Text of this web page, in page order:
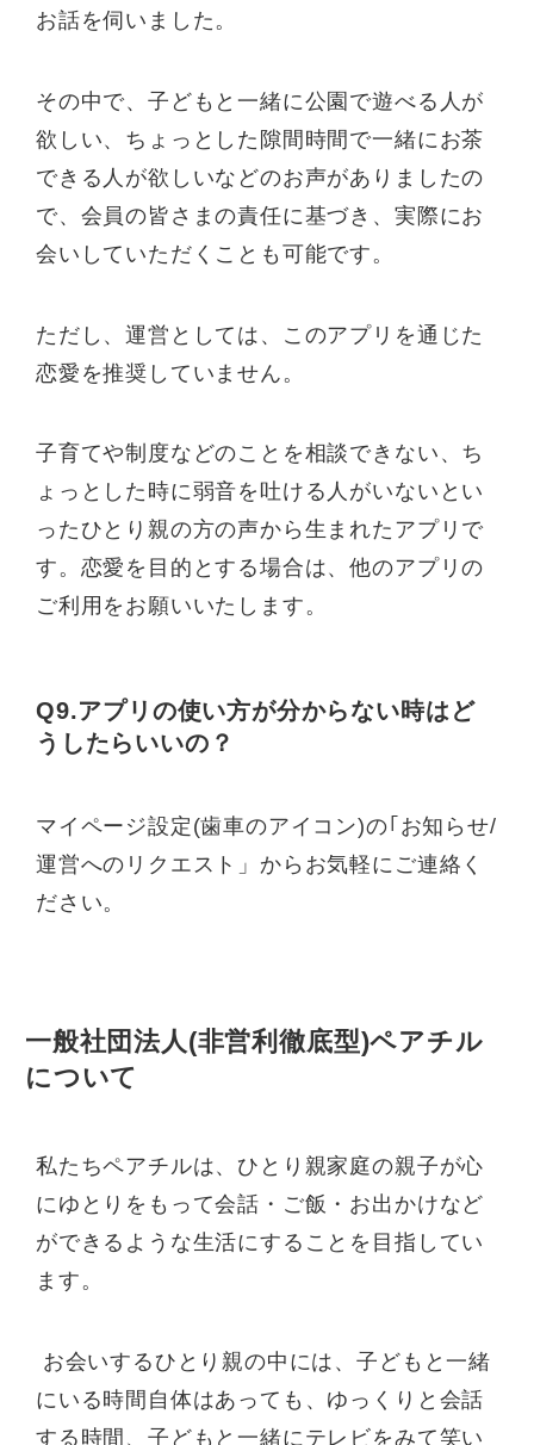
お話を伺いました。
その中で、子どもと一緒に公園で遊べる人が
欲しい、ちょっとした隙間時間で一緒にお茶
できる人が欲しいなどのお声がありましたの
で、会員の皆さまの責任に基づき、実際にお
会いしていただくことも可能です。
ただし、運営としては、このアプリを通じた
恋愛を推奨していません。
子育てや制度などのことを相談できない、ち
ょっとした時に弱音を吐ける人がいないとい
ったひとり親の方の声から生まれたアプリで
す。恋愛を目的とする場合は、他のアプリの
ご利用をお願いいたします。
Q9.アプリの使い方が分からない時はど
うしたらいいの？
マイページ設定(歯車のアイコン)の｢お知らせ/
運営へのリクエスト」からお気軽にご連絡く
ださい。
一般社団法人(非営利徹底型)ペアチル
について
私たちペアチルは、ひとり親家庭の親子が心
にゆとりをもって会話・ご飯・お出かけなど
ができるような生活にすることを目指してい
ます。
お会いするひとり親の中には、子どもと一緒
にいる時間自体はあっても、ゆっくりと会話
する時間、子どもと一緒にテレビをみて笑い